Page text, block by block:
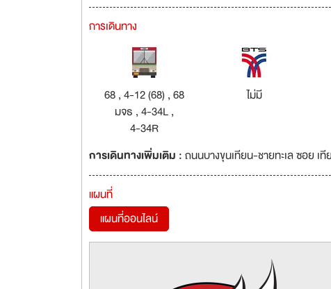
การเดินทาง
68 , 4-12 (68) , 68
มจธ , 4-34L ,
4-34R
ไม่มี
การเดินทางเพิ่มเติม :ถนนบางขุนเทียน-ชายทะเล ซอย เที
แผนที่
แผนที่ออนไลน์